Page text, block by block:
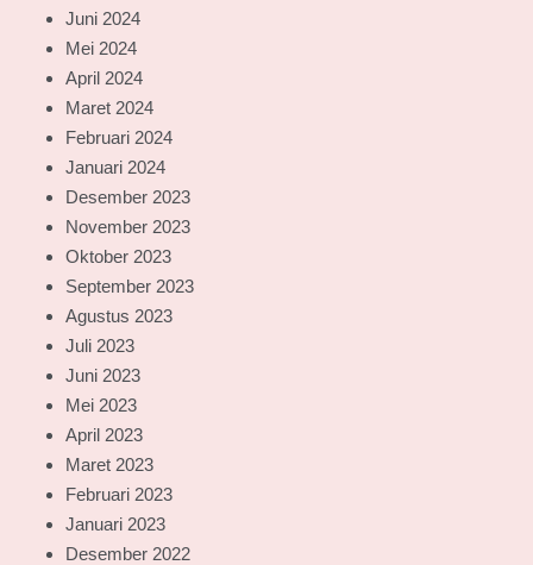
Juni 2024
Mei 2024
April 2024
Maret 2024
Februari 2024
Januari 2024
Desember 2023
November 2023
Oktober 2023
September 2023
Agustus 2023
Juli 2023
Juni 2023
Mei 2023
April 2023
Maret 2023
Februari 2023
Januari 2023
Desember 2022